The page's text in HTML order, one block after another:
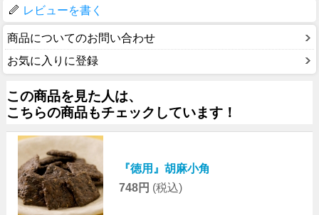
レビューを書く
商品についてのお問い合わせ
お気に入りに登録
この商品を見た人は、
こちらの商品もチェックしています！
『徳用』胡麻小角
748円 (税込)